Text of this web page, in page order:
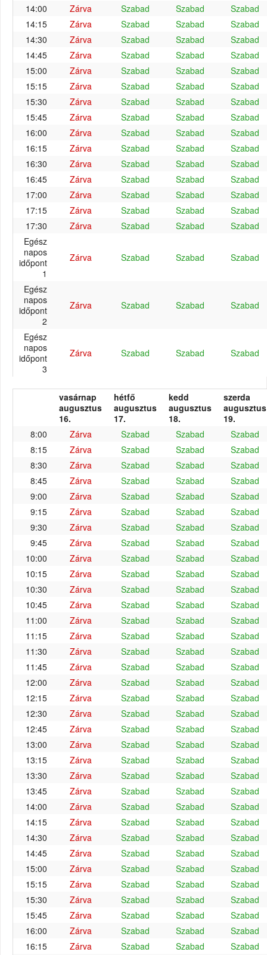
14:00
Zárva Szabad Szabad
Szabad
14:15
Zárva Szabad Szabad
Szabad
14:30
Zárva Szabad Szabad
Szabad
14:45
Zárva Szabad Szabad
Szabad
15:00
Zárva Szabad Szabad
Szabad
15:15
Zárva Szabad Szabad
Szabad
15:30
Zárva Szabad Szabad
Szabad
15:45
Zárva Szabad Szabad
Szabad
16:00
Zárva Szabad Szabad
Szabad
16:15
Zárva Szabad Szabad
Szabad
16:30
Zárva Szabad Szabad
Szabad
16:45
Zárva Szabad Szabad
Szabad
17:00
Zárva Szabad Szabad
Szabad
17:15
Zárva Szabad Szabad
Szabad
17:30
Zárva Szabad Szabad
Szabad
Egész
napos
időpont
1
Zárva Szabad Szabad Szabad
Egész
napos
időpont
2
Zárva Szabad Szabad Szabad
Egész
napos
időpont
3
Zárva Szabad Szabad Szabad
vasárnap
augusztus
16.
hétfő
augusztus
17.
kedd
augusztus
18.
szerda
augusztus
19.
8:00
Zárva Szabad Szabad
Szabad
8:15
Zárva Szabad Szabad
Szabad
8:30
Zárva Szabad Szabad
Szabad
8:45
Zárva Szabad Szabad
Szabad
9:00
Zárva Szabad Szabad
Szabad
9:15
Zárva Szabad Szabad
Szabad
9:30
Zárva Szabad Szabad
Szabad
9:45
Zárva Szabad Szabad
Szabad
10:00
Zárva Szabad Szabad
Szabad
10:15
Zárva Szabad Szabad
Szabad
10:30
Zárva Szabad Szabad
Szabad
10:45
Zárva Szabad Szabad
Szabad
11:00
Zárva Szabad Szabad
Szabad
11:15
Zárva Szabad Szabad
Szabad
11:30
Zárva Szabad Szabad
Szabad
11:45
Zárva Szabad Szabad
Szabad
12:00
Zárva Szabad Szabad
Szabad
12:15
Zárva Szabad Szabad
Szabad
12:30
Zárva Szabad Szabad
Szabad
12:45
Zárva Szabad Szabad
Szabad
13:00
Zárva Szabad Szabad
Szabad
13:15
Zárva Szabad Szabad
Szabad
13:30
Zárva Szabad Szabad
Szabad
13:45
Zárva Szabad Szabad
Szabad
14:00
Zárva Szabad Szabad
Szabad
14:15
Zárva Szabad Szabad
Szabad
14:30
Zárva Szabad Szabad
Szabad
14:45
Zárva Szabad Szabad
Szabad
15:00
Zárva Szabad Szabad
Szabad
15:15
Zárva Szabad Szabad
Szabad
15:30
Zárva Szabad Szabad
Szabad
15:45
Zárva Szabad Szabad
Szabad
16:00
Zárva Szabad Szabad
Szabad
16:15
Zárva Szabad Szabad Szabad